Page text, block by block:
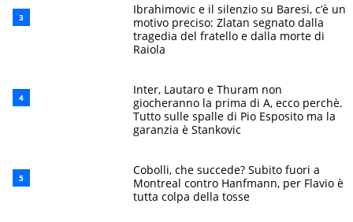
Ibrahimovic e il silenzio su Baresi, c’è un
motivo preciso: Zlatan segnato dalla
tragedia del fratello e dalla morte di
Raiola
Inter, Lautaro e Thuram non
giocheranno la prima di A, ecco perchè.
Tutto sulle spalle di Pio Esposito ma la
garanzia è Stankovic
Cobolli, che succede? Subito fuori a
Montreal contro Hanfmann, per Flavio è
tutta colpa della tosse